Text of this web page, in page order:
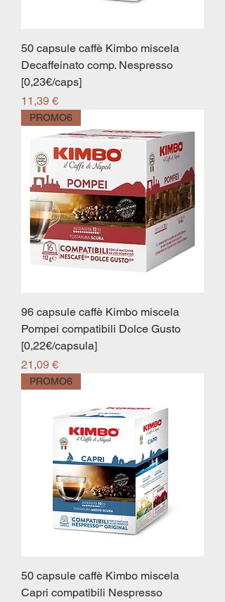
50 capsule caffè Kimbo miscela
Decaffeinato comp. Nespresso
[0,23€/caps]
Prezzo
11,39 €
PROMO6
96 capsule caffè Kimbo miscela
Pompei compatibili Dolce Gusto
[0,22€/capsula]
Prezzo
21,09 €
PROMO6
50 capsule caffè Kimbo miscela
Capri compatibili Nespresso